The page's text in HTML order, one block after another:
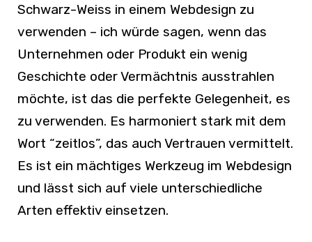
Schwarz-Weiss in einem Webdesign zu
verwenden – ich würde sagen, wenn das
Unternehmen oder Produkt ein wenig
Geschichte oder Vermächtnis ausstrahlen
möchte, ist das die perfekte Gelegenheit, es
zu verwenden. Es harmoniert stark mit dem
Wort “zeitlos”, das auch Vertrauen vermittelt.
Es ist ein mächtiges Werkzeug im Webdesign
und lässt sich auf viele unterschiedliche
Arten effektiv einsetzen.